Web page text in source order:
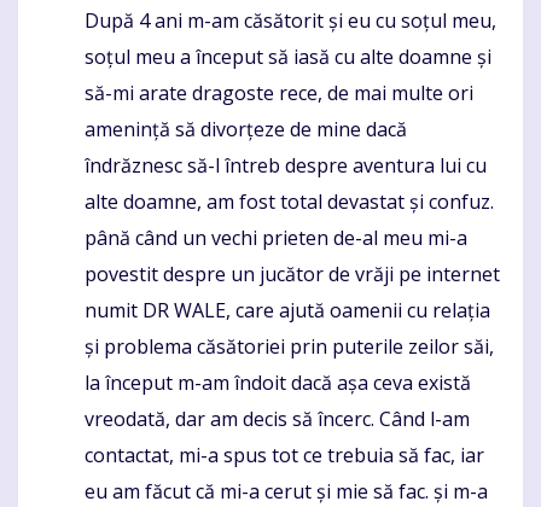
După 4 ani m-am căsătorit și eu cu soțul meu,
soțul meu a început să iasă cu alte doamne și
să-mi arate dragoste rece, de mai multe ori
amenință să divorțeze de mine dacă
îndrăznesc să-l întreb despre aventura lui cu
alte doamne, am fost total devastat și confuz.
până când un vechi prieten de-al meu mi-a
povestit despre un jucător de vrăji pe internet
numit DR WALE, care ajută oamenii cu relația
și problema căsătoriei prin puterile zeilor săi,
la început m-am îndoit dacă așa ceva există
vreodată, dar am decis să încerc. Când l-am
contactat, mi-a spus tot ce trebuia să fac, iar
eu am făcut că mi-a cerut și mie să fac. și m-a